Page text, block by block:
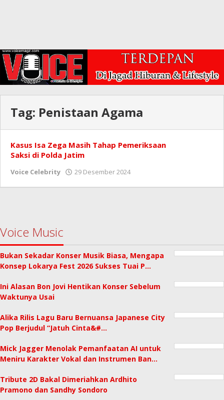
Tag: Penistaan Agama
Kasus Isa Zega Masih Tahap Pemeriksaan
Saksi di Polda Jatim
Voice Celebrity 29 Desember 2024
Voice Music
Bukan Sekadar Konser Musik Biasa, Mengapa
Konsep Lokarya Fest 2026 Sukses Tuai P…
Ini Alasan Bon Jovi Hentikan Konser Sebelum
Waktunya Usai
Alika Rilis Lagu Baru Bernuansa Japanese City
Pop Berjudul “Jatuh Cinta&#…
Mick Jagger Menolak Pemanfaatan AI untuk
Meniru Karakter Vokal dan Instrumen Ban…
Tribute 2D Bakal Dimeriahkan Ardhito
Pramono dan Sandhy Sondoro